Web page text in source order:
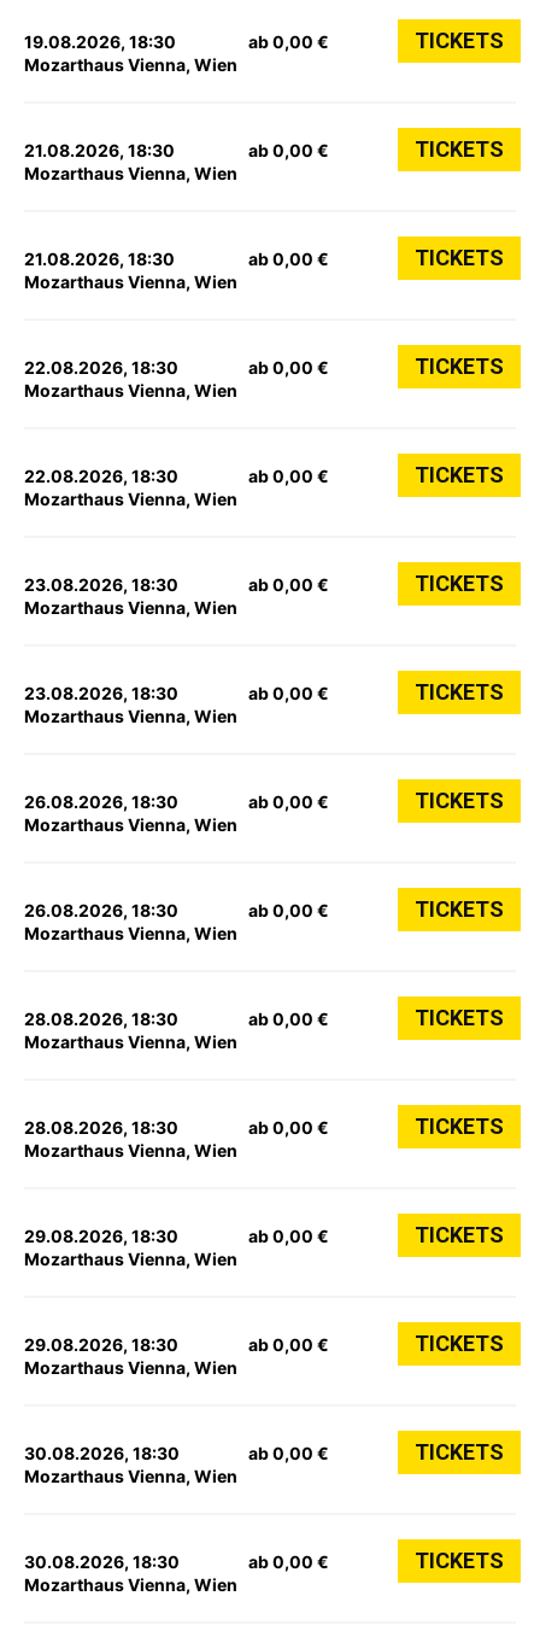
19.08.2026, 18:30
Mozarthaus Vienna, Wien
ab 0,00 € TICKETS
21.08.2026, 18:30
Mozarthaus Vienna, Wien
ab 0,00 € TICKETS
21.08.2026, 18:30
Mozarthaus Vienna, Wien
ab 0,00 € TICKETS
22.08.2026, 18:30
Mozarthaus Vienna, Wien
ab 0,00 € TICKETS
22.08.2026, 18:30
Mozarthaus Vienna, Wien
ab 0,00 € TICKETS
23.08.2026, 18:30
Mozarthaus Vienna, Wien
ab 0,00 € TICKETS
23.08.2026, 18:30
Mozarthaus Vienna, Wien
ab 0,00 € TICKETS
26.08.2026, 18:30
Mozarthaus Vienna, Wien
ab 0,00 € TICKETS
26.08.2026, 18:30
Mozarthaus Vienna, Wien
ab 0,00 € TICKETS
28.08.2026, 18:30
Mozarthaus Vienna, Wien
ab 0,00 € TICKETS
28.08.2026, 18:30
Mozarthaus Vienna, Wien
ab 0,00 € TICKETS
29.08.2026, 18:30
Mozarthaus Vienna, Wien
ab 0,00 € TICKETS
29.08.2026, 18:30
Mozarthaus Vienna, Wien
ab 0,00 € TICKETS
30.08.2026, 18:30
Mozarthaus Vienna, Wien
ab 0,00 € TICKETS
30.08.2026, 18:30
Mozarthaus Vienna, Wien
ab 0,00 € TICKETS